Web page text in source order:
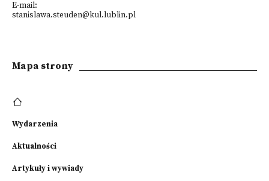
E-mail:
stanislawa.steuden@kul.lublin.pl
Mapa strony
Wydarzenia
Aktualności
Artykuły i wywiady